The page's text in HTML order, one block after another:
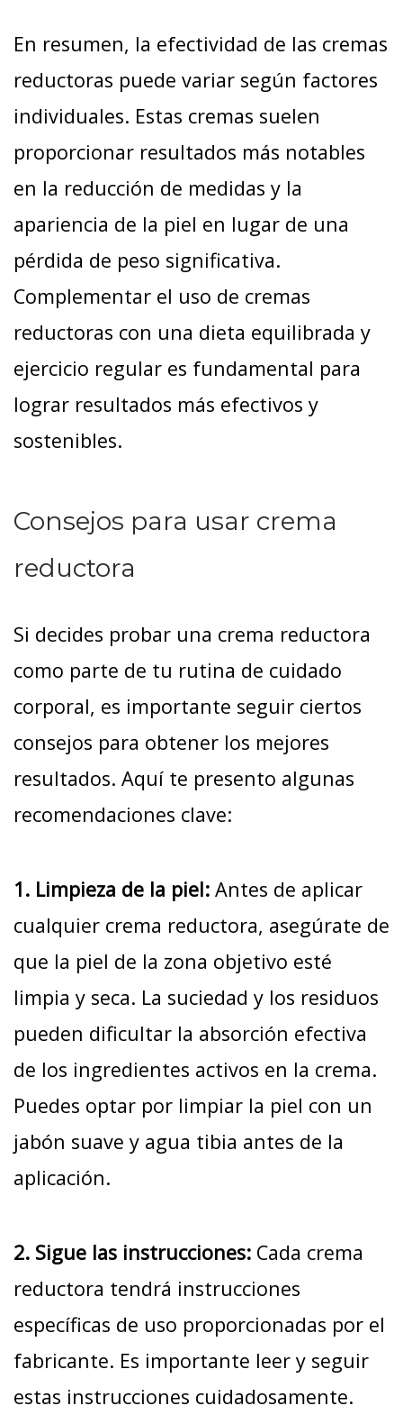
En resumen, la efectividad de las cremas
reductoras puede variar según factores
individuales. Estas cremas suelen
proporcionar resultados más notables
en la reducción de medidas y la
apariencia de la piel en lugar de una
pérdida de peso significativa.
Complementar el uso de cremas
reductoras con una dieta equilibrada y
ejercicio regular es fundamental para
lograr resultados más efectivos y
sostenibles.
Consejos para usar crema
reductora
Si decides probar una crema reductora
como parte de tu rutina de cuidado
corporal, es importante seguir ciertos
consejos para obtener los mejores
resultados. Aquí te presento algunas
recomendaciones clave:
1. Limpieza de la piel: Antes de aplicar
cualquier crema reductora, asegúrate de
que la piel de la zona objetivo esté
limpia y seca. La suciedad y los residuos
pueden dificultar la absorción efectiva
de los ingredientes activos en la crema.
Puedes optar por limpiar la piel con un
jabón suave y agua tibia antes de la
aplicación.
2. Sigue las instrucciones: Cada crema
reductora tendrá instrucciones
específicas de uso proporcionadas por el
fabricante. Es importante leer y seguir
estas instrucciones cuidadosamente.